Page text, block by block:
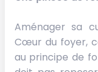
Aménager sa
Cœur du foyer,
au principe de